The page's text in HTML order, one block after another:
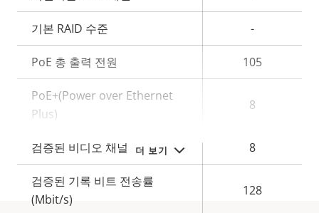
더 보기
기본 RAID 수준 -
PoE 총 출력 전원 105
PoE+(Power over Ethernet
Plus)
8
검증된 비디오 채널 8
검증된 기록 비트 전송률
(Mbit/s)
128